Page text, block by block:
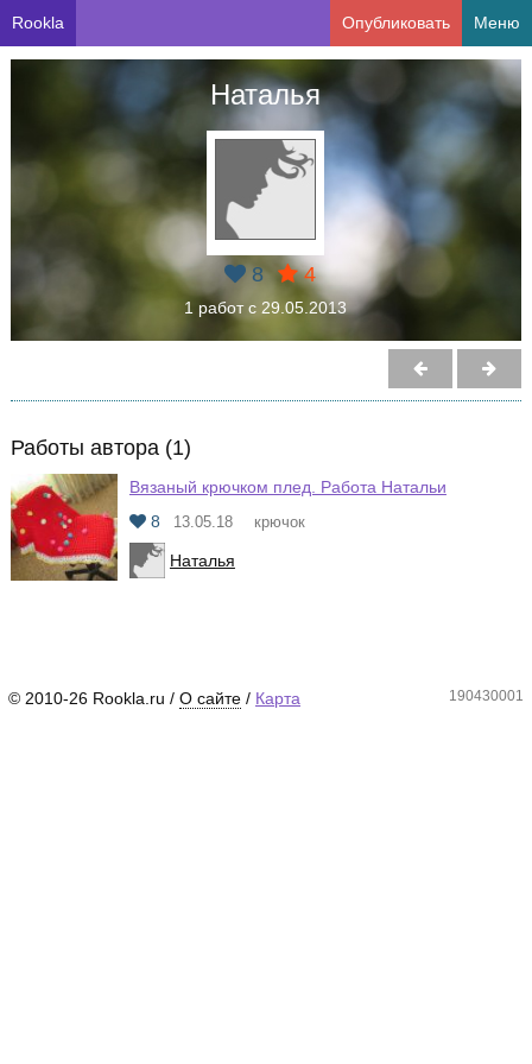
Rookla Опубликовать Меню
Наталья
8 4
1 работ с 29.05.2013
Работы автора (1)
Вязаный крючком плед. Работа Натальи
8
13.05.18 крючок
Наталья
© 2010-26 Rookla.ru / О сайте / Карта 190430001